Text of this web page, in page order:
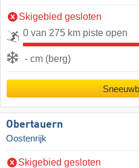
Skigebied gesloten
0 van 275 km piste open
- cm (berg)
Obertauern
Oostenrijk
Skigebied gesloten